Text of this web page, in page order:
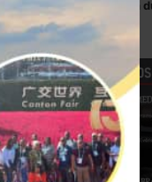
capitulation